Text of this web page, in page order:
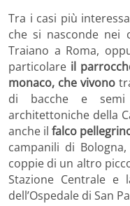
Tra i casi più
che si nasconde nei
Traiano a Roma,
particolare il
monaco, che vivono
di bacche e
architettoniche della
anche il falco
campanili di
coppie di un altro
Stazione Centrale
dell’Ospedale di San